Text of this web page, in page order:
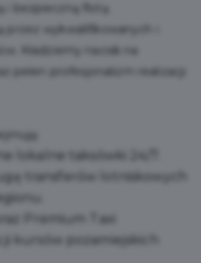
i bezpieczną flotą
przez wykwalifikowanych i
Kładziemy nacisk na
pełen profesjonalizm realizacji
lokalne taksówki 24/7.
transferów lotniskowych
regionu.
oraz Premium Taxi
kursów pozamiejskich